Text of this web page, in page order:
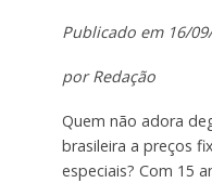
Publicado em 16/
por Redação
Quem não adora
brasileira a preços
especiais? Com 15